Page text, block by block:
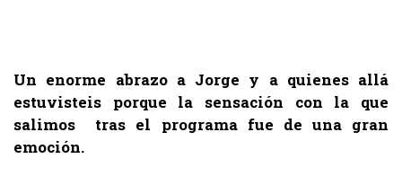
Un enorme abrazo a Jorge y a quienes allá
estuvisteis porque la sensación con la que
salimos tras el programa fue de una gran
emoción.